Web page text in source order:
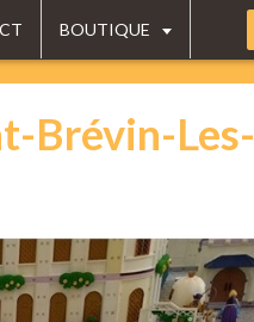
BOUTIQUE
Brévin-Les-